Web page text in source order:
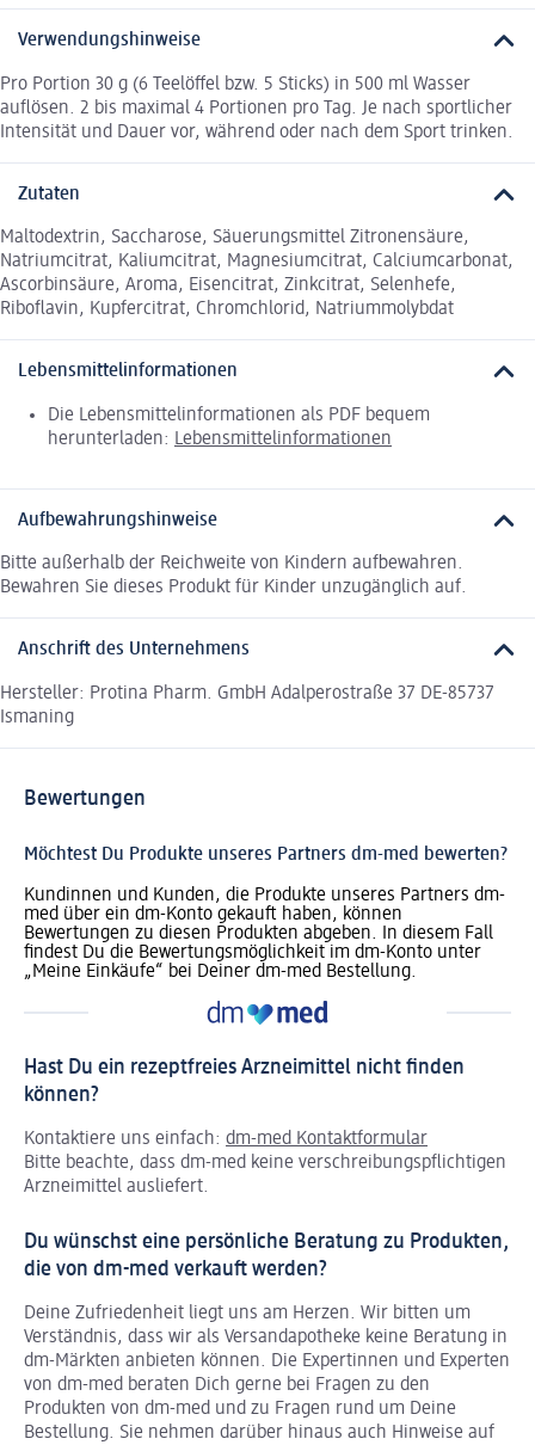
Verwendungshinweise
Pro Portion 30 g (6 Teelöffel bzw. 5 Sticks) in 500 ml Wasser
auflösen. 2 bis maximal 4 Portionen pro Tag. Je nach sportlicher
Intensität und Dauer vor, während oder nach dem Sport trinken.
Zutaten
Maltodextrin, Saccharose, Säuerungsmittel Zitronensäure,
Natriumcitrat, Kaliumcitrat, Magnesiumcitrat, Calciumcarbonat,
Ascorbinsäure, Aroma, Eisencitrat, Zinkcitrat, Selenhefe,
Riboflavin, Kupfercitrat, Chromchlorid, Natriummolybdat
Lebensmittelinformationen
Die Lebensmittelinformationen als PDF bequem
herunterladen: Lebensmittelinformationen
Aufbewahrungshinweise
Bitte außerhalb der Reichweite von Kindern aufbewahren.
Bewahren Sie dieses Produkt für Kinder unzugänglich auf.
Anschrift des Unternehmens
Hersteller: Protina Pharm. GmbH Adalperostraße 37 DE-85737
Ismaning
Bewertungen
Möchtest Du Produkte unseres Partners dm-med bewerten?
Kundinnen und Kunden, die Produkte unseres Partners dm-
med über ein dm-Konto gekauft haben, können
Bewertungen zu diesen Produkten abgeben. In diesem Fall
findest Du die Bewertungsmöglichkeit im dm-Konto unter
„Meine Einkäufe“ bei Deiner dm-med Bestellung.
Hast Du ein rezeptfreies Arzneimittel nicht finden
können?
Kontaktiere uns einfach: dm-med Kontaktformular
Bitte beachte, dass dm-med keine verschreibungspflichtigen
Arzneimittel ausliefert.
Du wünschst eine persönliche Beratung zu Produkten,
die von dm-med verkauft werden?
Deine Zufriedenheit liegt uns am Herzen. Wir bitten um
Verständnis, dass wir als Versandapotheke keine Beratung in
dm-Märkten anbieten können. Die Expertinnen und Experten
von dm-med beraten Dich gerne bei Fragen zu den
Produkten von dm-med und zu Fragen rund um Deine
Bestellung. Sie nehmen darüber hinaus auch Hinweise auf